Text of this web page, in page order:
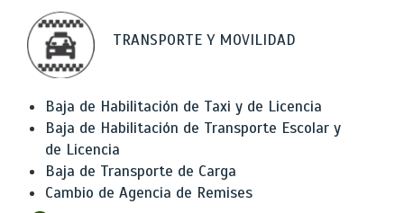
TRANSPORTE Y MOVILIDAD
Baja de Habilitación de Taxi y de Licencia
Baja de Habilitación de Transporte Escolar y
de Licencia
Baja de Transporte de Carga
Cambio de Agencia de Remises